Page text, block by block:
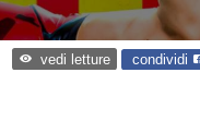
vedi letture condividi